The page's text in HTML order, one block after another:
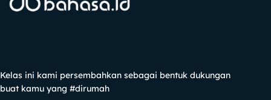
Kelas ini kami persembahkan sebagai bentuk dukungan
buat kamu yang #dirumah